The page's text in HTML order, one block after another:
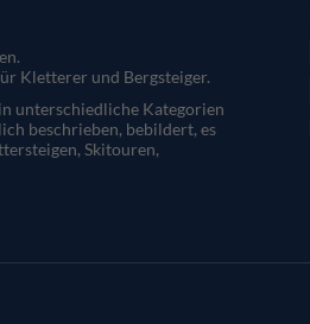
Kletterer und Bergsteiger.
unterschiedliche Kategorien
beschrieben, bebildert, es
Skitouren,